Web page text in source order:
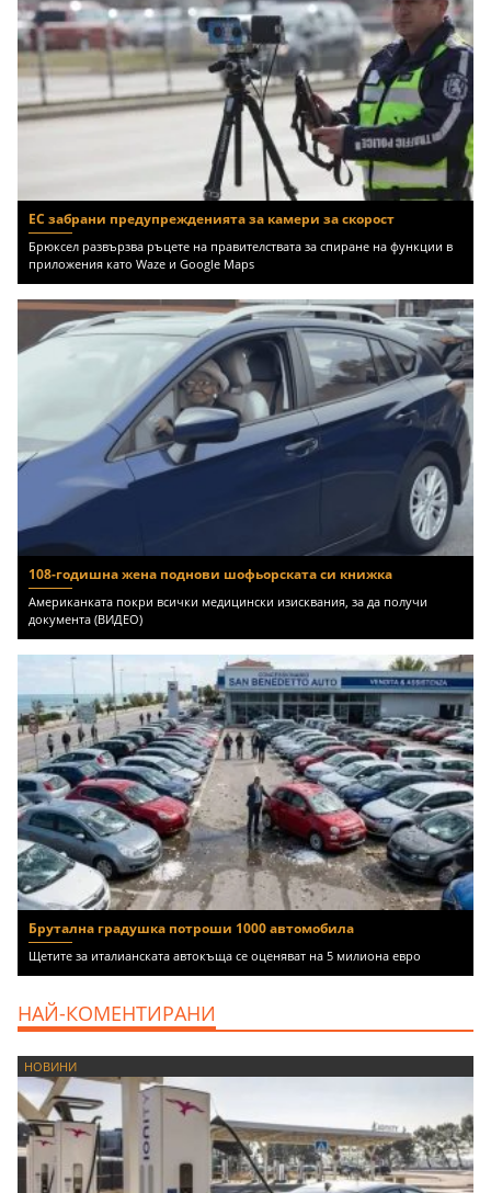
ЕС забрани предупрежденията за камери за скорост
Брюксел развързва ръцете на правителствата за спиране на функции в
приложения като Waze и Google Maps
108-годишна жена поднови шофьорската си книжка
Американката покри всички медицински изисквания, за да получи
документа (ВИДЕО)
Брутална градушка потроши 1000 автомобила
Щетите за италианската автокъща се оценяват на 5 милиона евро
НАЙ-КОМЕНТИРАНИ
НОВИНИ